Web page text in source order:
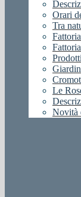
Orari
Tra
Le
Novità